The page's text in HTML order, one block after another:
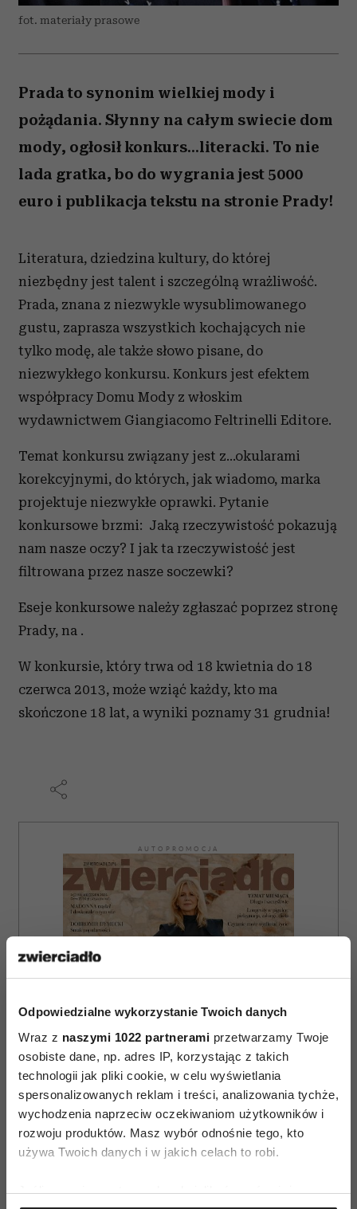
Odpowiedzialne wykorzystanie Twoich danych
Wraz z naszymi 1022 partnerami przetwarzamy Twoje
osobiste dane, np. adres IP, korzystając z takich
technologii jak pliki cookie, w celu wyświetlania
spersonalizowanych reklam i treści, analizowania tychże,
wychodzenia naprzeciw oczekiwaniom użytkowników i
rozwoju produktów. Masz wybór odnośnie tego, kto
używa Twoich danych i w jakich celach to robi.
Jeśli wyrazisz na to zgodę, chcielibyśmy również:
fot. materiały prasowe
Prada to synonim wielkiej mody i
pożądania. Słynny na całym swiecie dom
mody, ogłosił konkurs...literacki. To nie
lada gratka, bo do wygrania jest 5000
euro i publikacja tekstu na stronie Prady!
Literatura, dziedzina kultury, do której
niezbędny jest talent i szczególną wrażliwość.
Prada, znana z niezwykle wysublimowanego
gustu, zaprasza wszystkich kochających nie
tylko modę, ale także słowo pisane, do
niezwykłego konkursu. Konkurs jest efektem
współpracy Domu Mody z włoskim
wydawnictwem Giangiacomo Feltrinelli Editore.
Temat konkursu związany jest z...okularami
korekcyjnymi, do których, jak wiadomo, marka
projektuje niezwykłe oprawki. Pytanie
konkursowe brzmi: Jaką rzeczywistość pokazują
nam nasze oczy? I jak ta rzeczywistość jest
filtrowana przez nasze soczewki?
Eseje konkursowe należy zgłaszać poprzez stronę
Prady, na .
W konkursie, który trwa od 18 kwietnia do 18
czerwca 2013, może wziąć każdy, kto ma
skończone 18 lat, a wyniki poznamy 31 grudnia!
AUTOPROMOCJA
WYDANIE DRUKOWANE